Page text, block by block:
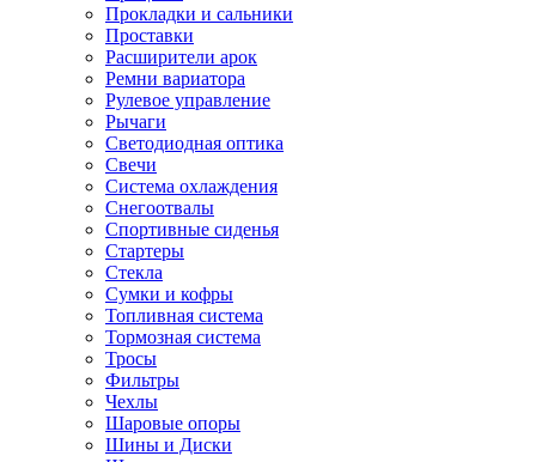
Прокладки и сальники
Проставки
Расширители арок
Ремни вариатора
Рулевое управление
Рычаги
Светодиодная оптика
Свечи
Система охлаждения
Снегоотвалы
Спортивные сиденья
Стартеры
Стекла
Сумки и кофры
Топливная система
Тормозная система
Тросы
Фильтры
Чехлы
Шаровые опоры
Шины и Диски